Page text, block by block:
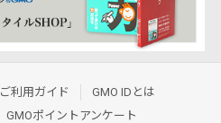
ご利用ガイド
GMO IDとは
GMOポイントアンケート